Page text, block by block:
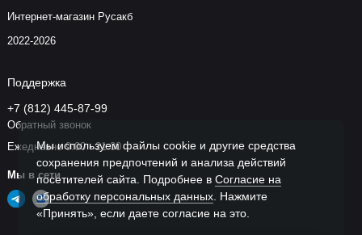
Мы используем файлы cookie и другие средства
сохранения предпочтений и анализа действий
посетителей сайта. Подробнее в Согласие на
обработку персональных данных . Нажмите
«Принять», если даете согласие на это.
Интернет-магазин Русакб
2022-2026
Поддержка
+7 (812) 445-87-99
Обратный звонок
Ежедневно 9:00 - 21:00
Мы в сети